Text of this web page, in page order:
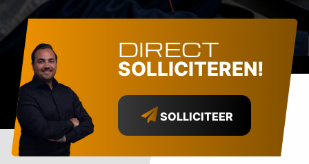
DIRECT
SOLLICITEREN!
SOLLICITEER